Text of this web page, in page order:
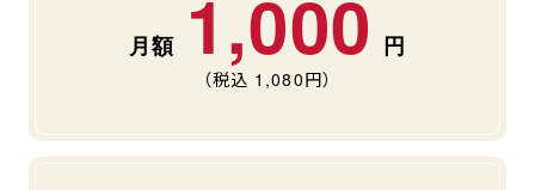
1,000
（税込 1,080円）